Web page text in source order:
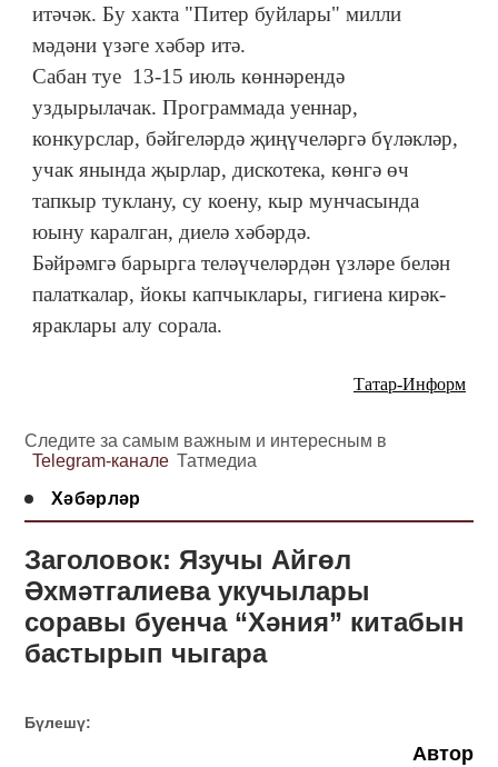
итәчәк. Бу хакта "Питер буйлары" милли
мәдәни үзәге хәбәр итә.
Сабан туе 13-15 июль көннәрендә
уздырылачак. Программада уеннар,
конкурслар, бәйгеләрдә җиңүчеләргә бүләкләр,
учак янында җырлар, дискотека, көнгә өч
тапкыр туклану, су коену, кыр мунчасында
юыну каралган, диелә хәбәрдә.
Бәйрәмгә барырга теләүчеләрдән үзләре белән
палаткалар, йокы капчыклары, гигиена кирәк-
яраклары алу сорала.
Татар-Информ
Следите за самым важным и интересным в
Telegram-канале Татмедиа
Хәбәрләр
Заголовок: Язучы Айгөл
Әхмәтгалиева укучылары
соравы буенча “Хәния” китабын
бастырып чыгара
Бүлешү:
Автор